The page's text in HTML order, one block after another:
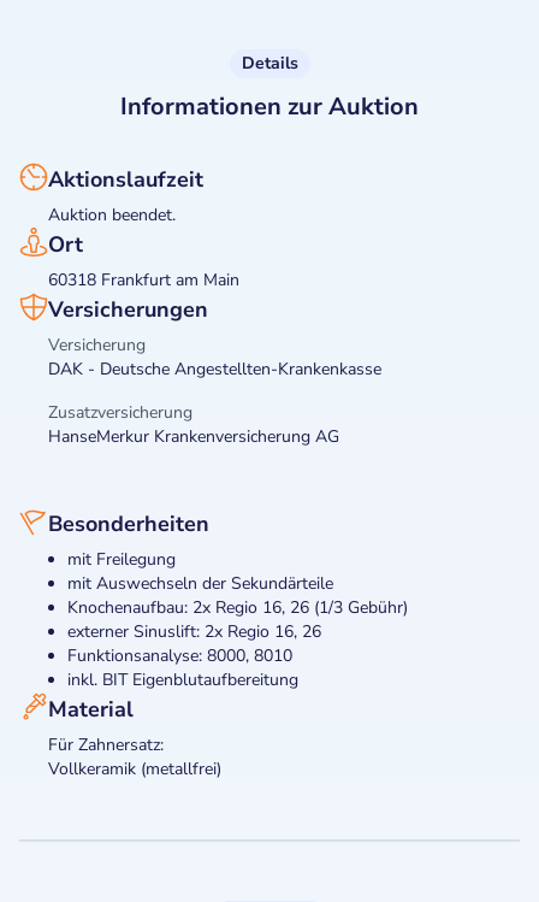
Details
Informationen zur Auktion
Aktionslaufzeit
Auktion beendet.
Ort
60318 Frankfurt am Main
Versicherungen
Versicherung
DAK - Deutsche Angestellten-Krankenkasse
Zusatzversicherung
HanseMerkur Krankenversicherung AG
Besonderheiten
mit Freilegung
mit Auswechseln der Sekundärteile
Knochenaufbau: 2x Regio 16, 26 (1/3 Gebühr)
externer Sinuslift: 2x Regio 16, 26
Funktionsanalyse: 8000, 8010
inkl. BIT Eigenblutaufbereitung
Material
Für Zahnersatz:
Vollkeramik (metallfrei)